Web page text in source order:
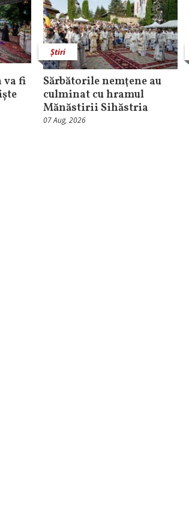
va fi
Știri
Sărbătorile nemţene au
culminat cu hramul
Mănăstirii Sihăstria
07 Aug, 2026